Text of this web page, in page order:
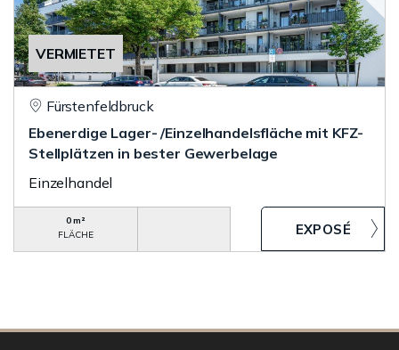
VERMIETET
Fürstenfeldbruck
Ebenerdige Lager- /Einzelhandelsfläche mit KFZ-
Stellplätzen in bester Gewerbelage
Einzelhandel
0 m²
FLÄCHE